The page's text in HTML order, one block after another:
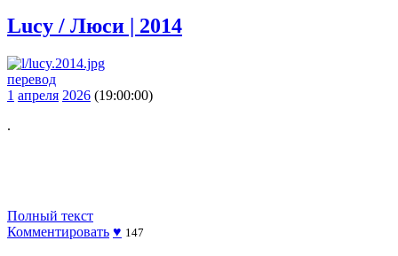
Lucy / Люси | 2014
перевод
1 апреля 2026 (19:00:00)
.
Полный текст
Комментировать ♥ 147